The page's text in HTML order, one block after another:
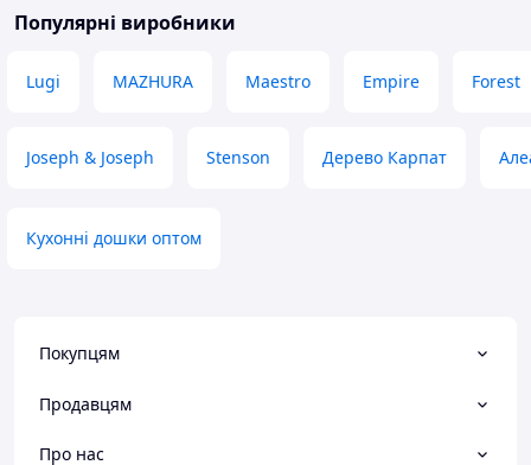
Популярні виробники
Lugi MAZHURA Maestro Empire Forest
Joseph & Joseph Stenson Дерево Карпат
Кухонні дошки оптом
Покупцям
Продавцям
Про нас